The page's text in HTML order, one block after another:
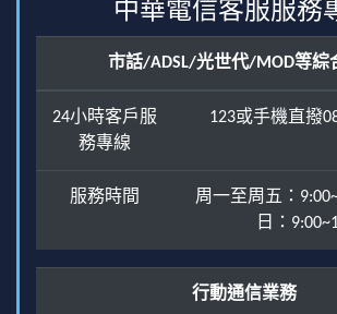
中華電信客服服務
市話/ADSL/光世代/MOD等綜
24小時客戶服
務專線
123或手機直撥
服務時間
周一至周五：
日：
行動通信業務